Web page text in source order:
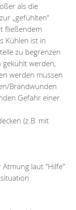
als die
„gefühlten“
fließendem
Kühlen ist in
zu begrenzen
gekühlt werden,
werden müssen
Brandwunden
Gefahr einer
(z.B. mit
laut "Hilfe"